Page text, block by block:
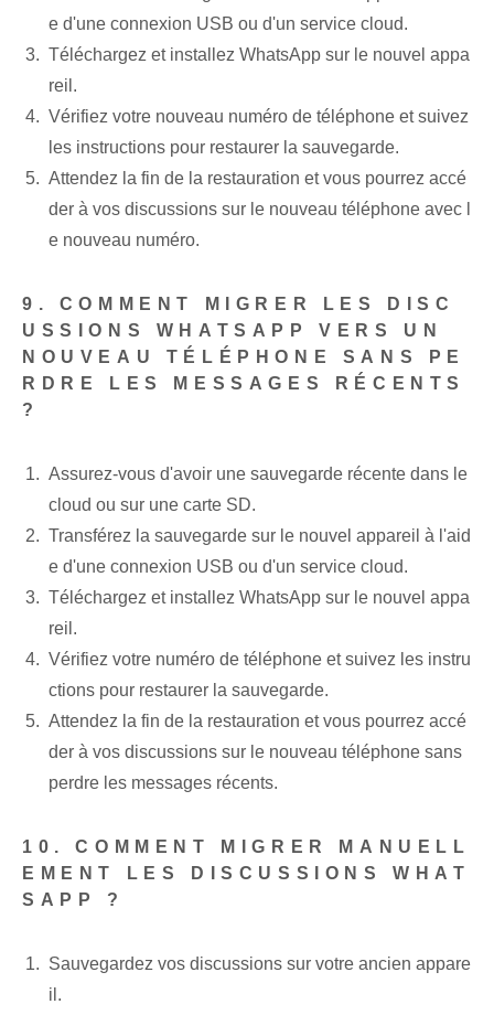
e d'une connexion USB⁤ ou d'un service cloud.
Téléchargez et installez WhatsApp sur le nouvel appa
reil.
Vérifiez votre nouveau numéro de téléphone et suivez
les instructions pour restaurer la sauvegarde.
Attendez la fin de la restauration et vous pourrez accé
der à vos discussions sur le nouveau téléphone avec l
e nouveau numéro.
9. COMMENT MIGRER LES DISC
USSIONS WHATSAPP VERS UN
NOUVEAU TÉLÉPHONE SANS PE
RDRE LES MESSAGES RÉCENTS
?
Assurez-vous d'avoir une sauvegarde récente dans le
cloud⁣ ou sur une carte SD.
Transférez la sauvegarde sur le nouvel appareil à l'aid
e d'une connexion USB ou d'un service cloud.
Téléchargez et installez WhatsApp sur le nouvel appa
reil.
Vérifiez votre numéro de téléphone et suivez les instru
ctions pour restaurer la sauvegarde.
Attendez la fin de la restauration et vous pourrez accé
der à vos discussions sur le nouveau téléphone sans
perdre les messages récents.
10. COMMENT MIGRER MANUELL
EMENT LES DISCUSSIONS WHAT
SAPP ?
Sauvegardez vos discussions sur votre ancien appare
il.